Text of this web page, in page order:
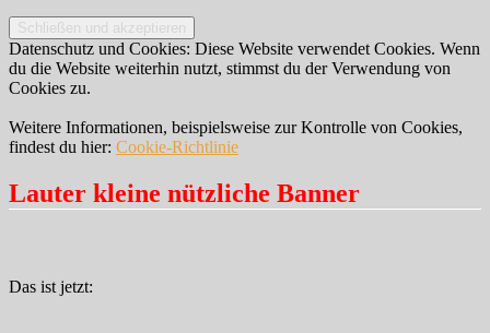
Datenschutz und Cookies: Diese Website verwendet Cookies. Wenn
du die Website weiterhin nutzt, stimmst du der Verwendung von
Cookies zu.
Weitere Informationen, beispielsweise zur Kontrolle von Cookies,
findest du hier: Cookie-Richtlinie
Lauter kleine nützliche Banner
Das ist jetzt: